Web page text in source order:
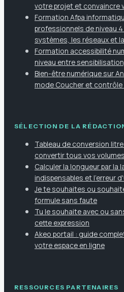
votre projet et convaincre
Formation Afpa
professionnels de niveau
systèmes, les réseaux et
Formation accessibilité
niveau entre
Bien-être numérique sur
mode Coucher et contrôle
SÉLECTION DE LA
Tableau de conversion
convertir tous vos volumes
Calculer la longueur par la
indispensables et l'erreur
Je te souhaites ou
formule sans faute
Tu le souhaite avec ou
cette expression
Akeo portail : guide
votre espace en ligne
RESSOURCES PARTENAIRES